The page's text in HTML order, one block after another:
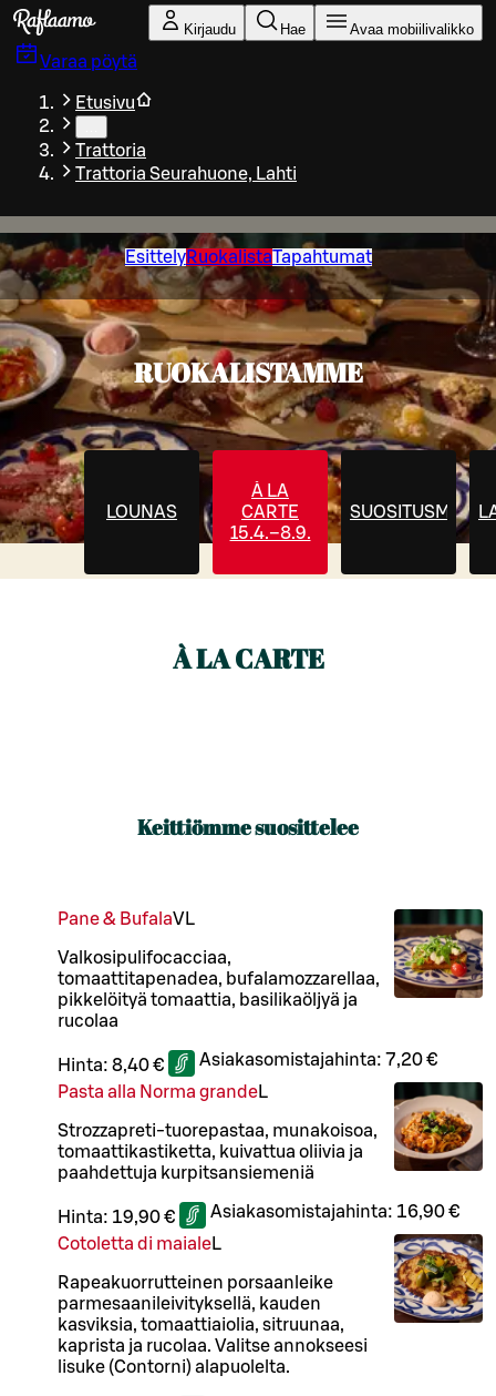
Siirry pääsisältöön
Kirjaudu Hae Avaa mobiilivalikko
Varaa pöytä
Etusivu
Trattoria
Trattoria Seurahuone, Lahti
EsittelyRuokalistaTapahtumat
RUOKALISTAMME
LOUNAS
À LA
CARTE
15.4.–8.9.
SUOSITUSMENU
À LA CARTE
Keittiömme suosittelee
Pane & BufalaVL
Valkosipulifocacciaa,
tomaattitapenadea, bufalamozzarellaa,
pikkelöityä tomaattia, basilikaöljyä ja
rucolaa
Hinta: 8,40 € Asiakasomistajahinta: 7,20 €
Pasta alla Norma grandeL
Strozzapreti-tuorepastaa, munakoisoa,
tomaattikastiketta, kuivattua oliivia ja
paahdettuja kurpitsansiemeniä
Hinta: 19,90 € Asiakasomistajahinta: 16,90 €
Cotoletta di maialeL
Rapeakuorrutteinen porsaanleike
parmesaanileivityksellä, kauden
kasviksia, tomaattiaiolia, sitruunaa,
kaprista ja rucolaa. Valitse annokseesi
lisuke (Contorni) alapuolelta.